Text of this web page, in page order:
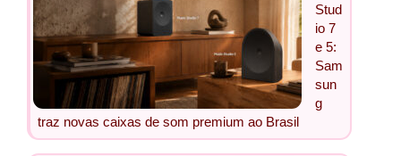
Stud
io 7
e 5:
Sam
sun
g
traz novas caixas de som premium ao Brasil